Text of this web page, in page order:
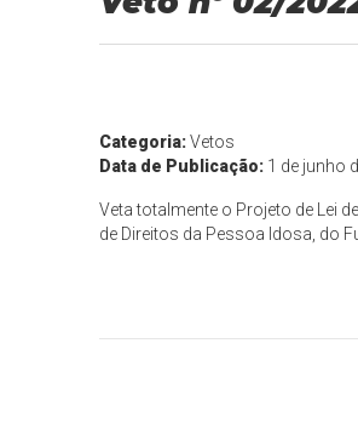
Categoria:Vetos
Data de Publicação: 1 de junho
Veta totalmente o Projeto de Lei
de Direitos da Pessoa Idosa, do